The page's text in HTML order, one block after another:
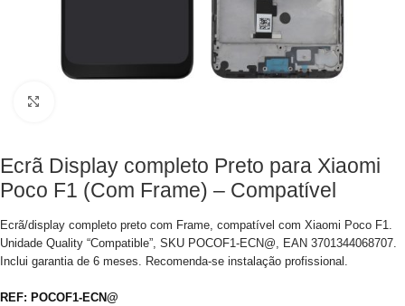
Ecrã Display completo Preto para Xiaomi
Poco F1 (Com Frame) – Compatível
Ecrã/display completo preto com Frame, compatível com Xiaomi Poco F1.
Unidade Quality “Compatible”, SKU POCOF1-ECN@, EAN 3701344068707.
Inclui garantia de 6 meses. Recomenda-se instalação profissional.
REF: POCOF1-ECN@